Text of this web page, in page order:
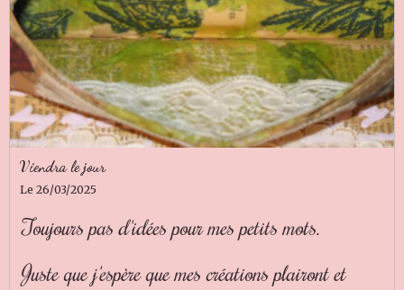
Viendra le jour
Le 26/03/2025
Toujours pas d'idées pour mes petits mots.
Juste que j'espère que mes créations plairont et